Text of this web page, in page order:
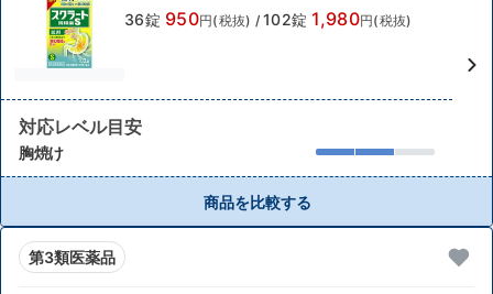
36錠 950円(税抜) / 102錠 1,980円(税抜)
対応レベル目安
胸焼け
商品を比較する
第3類医薬品